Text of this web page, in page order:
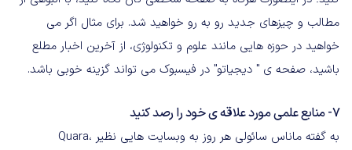
مطالب و چیزهای جدید رو به رو خواهید شد. برای مثال اگر می
خواهید در حوزه هایی مانند علوم و تکنولوژی، از آخرین اخبار مطلع
باشید، صفحه ی " دیجیاتو" در فیسبوک می تواند گزینه خوبی باشد.
7- منابع علمی مورد علاقه ی خود را رصد کنید
به گفته ماناس سائولی هر روز به وبسایت هایی نظیر Quara،